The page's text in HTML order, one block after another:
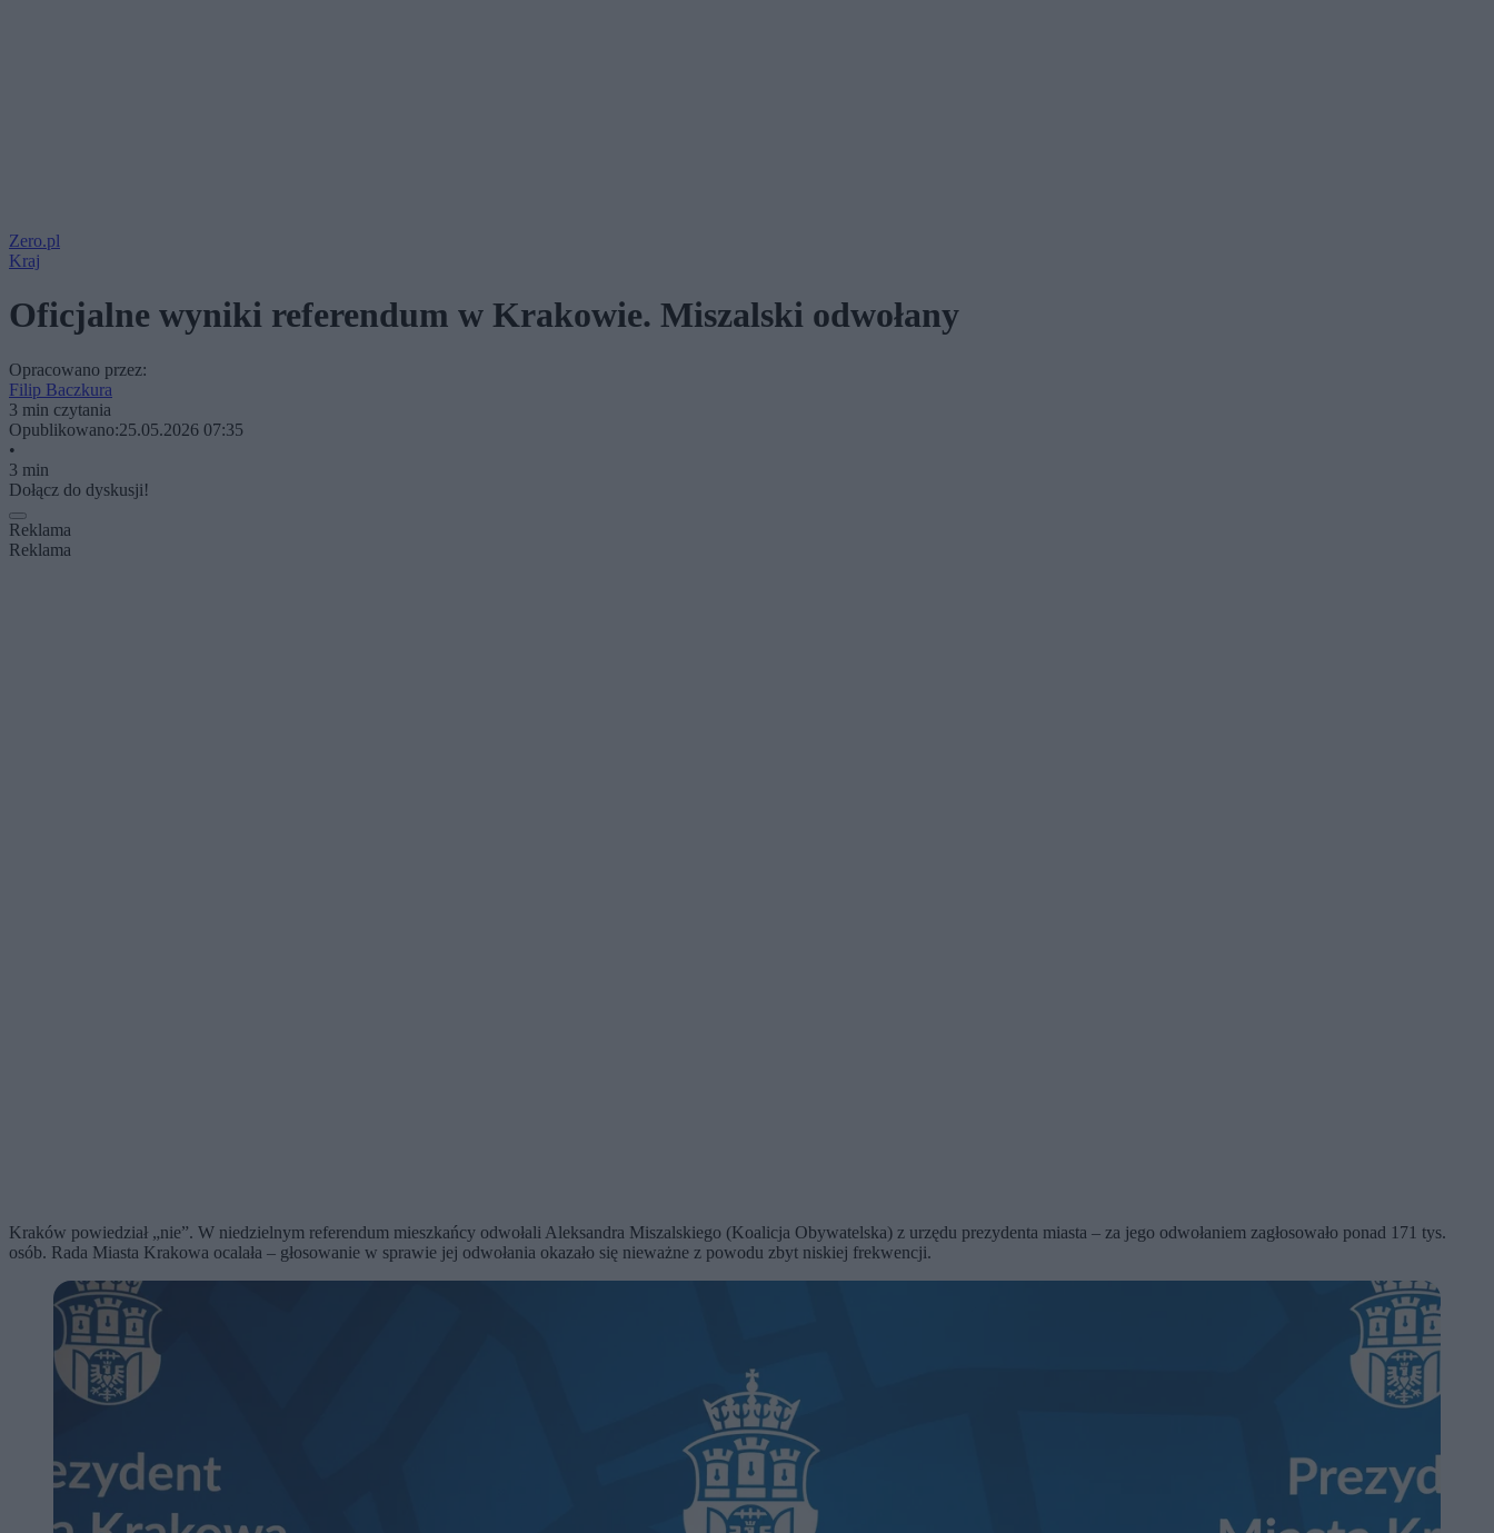
Zero.pl
Kraj
Oficjalne wyniki referendum w Krakowie. Miszalski odwołany
Opracowano przez:
Filip Baczkura
3 min czytania
Opublikowano:25.05.2026 07:35
•
3 min
Dołącz do dyskusji!
Reklama
Reklama
Kraków powiedział „nie”. W niedzielnym referendum mieszkańcy odwołali Aleksandra Miszalskiego (Koalicja Obywatelska) z urzędu prezydenta miasta – za jego odwołaniem zagłosowało ponad 171 tys.
osób. Rada Miasta Krakowa ocalała – głosowanie w sprawie jej odwołania okazało się nieważne z powodu zbyt niskiej frekwencji.